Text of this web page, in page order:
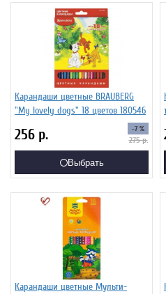
Карандаши цветные BRAUBERG
"My lovely dogs" 18 цветов 180546
256 р. -7 %
275р.
Выбрать
Карандаши цветные Мульти-